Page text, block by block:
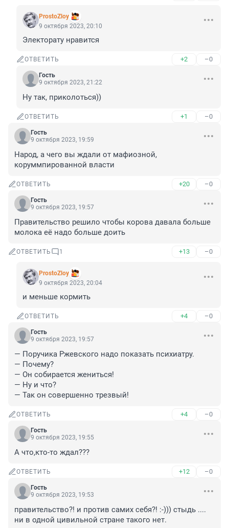
ProstoZloy
9 октября 2023, 20:10
Электорату нравится
ОТВЕТИТЬ +2 –0
Гость
9 октября 2023, 21:22
Ну так, приколоться))
ОТВЕТИТЬ +1 –0
Гость
9 октября 2023, 19:59
Народ, а чего вы ждали от мафиозной,
коруммпированной власти
ОТВЕТИТЬ +20 –0
Гость
9 октября 2023, 19:57
Правительство решило чтобы корова давала больше
молока её надо больше доить
ОТВЕТИТЬ 1 +13 –0
ProstoZloy
9 октября 2023, 20:04
и меньше кормить
ОТВЕТИТЬ +4 –0
Гость
9 октября 2023, 19:57
— Поручика Ржевского надо показать психиатру.
— Почему?
— Он собирается жениться!
— Ну и что?
— Так он совершенно трезвый!
ОТВЕТИТЬ +4 –0
Гость
9 октября 2023, 19:55
А что,кто-то ждал???
ОТВЕТИТЬ +12 –0
Гость
9 октября 2023, 19:53
правительство?! и против самих себя?! :-))) стыдь ....
ни в одной цивильной стране такого нет.